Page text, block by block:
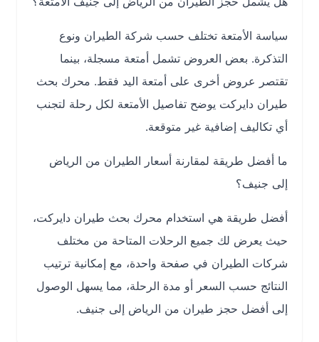
سياسة الأمتعة تختلف حسب شركة الطيران ونوع
التذكرة. بعض العروض تشمل أمتعة مسجلة، بينما
تقتصر عروض أخرى على أمتعة اليد فقط. محرك بحث
طيران دايركت يوضح تفاصيل الأمتعة لكل رحلة لتجنب
أي تكاليف إضافية غير متوقعة.
ما أفضل طريقة لمقارنة أسعار الطيران من الرياض
إلى جنيف؟
أفضل طريقة هي استخدام محرك بحث طيران دايركت،
حيث يعرض لك جميع الرحلات المتاحة من مختلف
شركات الطيران في صفحة واحدة، مع إمكانية ترتيب
النتائج حسب السعر أو مدة الرحلة، مما يسهل الوصول
إلى أفضل حجز طيران من الرياض إلى جنيف.